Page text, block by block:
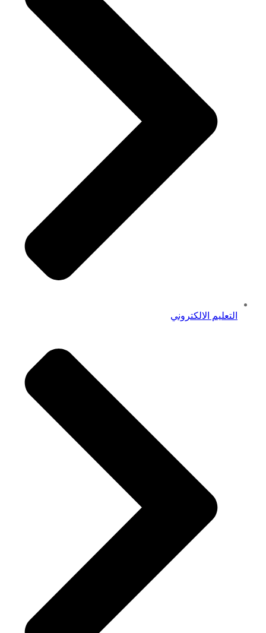
التعليم الالكتروني